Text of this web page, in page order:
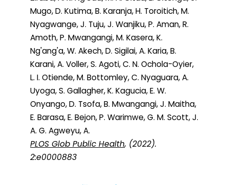
Mugo, D. Kutima, B. Karanja, H. Toroitich, M.
Nyagwange, J. Tuju, J. Wanjiku, P. Aman, R.
Amoth, P. Mwangangi, M. Kasera, K.
Ng'ang'a, W. Akech, D. Sigilai, A. Karia, B.
Karani, A. Voller, S. Agoti, C. N. Ochola-Oyier,
L. I. Otiende, M. Bottomley, C. Nyaguara, A.
Uyoga, S. Gallagher, K. Kagucia, E. W.
Onyango, D. Tsofa, B. Mwangangi, J. Maitha,
E. Barasa, E. Bejon, P. Warimwe, G. M. Scott, J.
A. G. Agweyu, A.
PLOS Glob Public Health, (2022).
2:e0000883